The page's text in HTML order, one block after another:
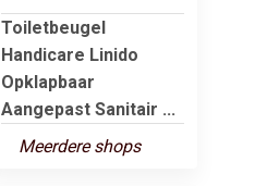
Toiletbeugel
Handicare Linido
Opklapbaar
Aangepast Sanitair ...
Meerdere shops